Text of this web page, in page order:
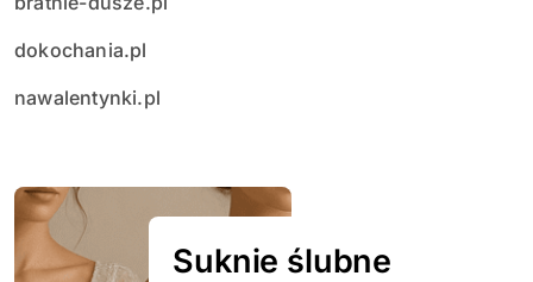
dokochania.pl
nawalentynki.pl
Suknie ślubne